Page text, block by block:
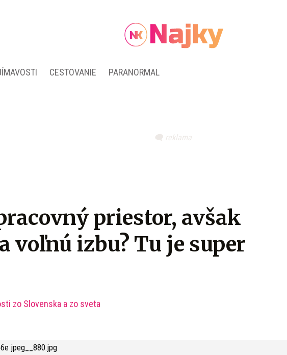
CESTOVANIE PARANORMAL
priestor, avšak
voľnú izbu? Tu je super
zo Slovenska a zo sveta